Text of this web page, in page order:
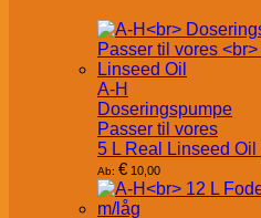
A-H
Doseringspumpe
Passer til vores
5 L Real Linseed Oil
Ab: € 10,00